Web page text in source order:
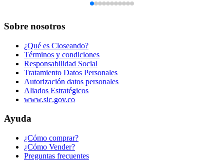
Sobre nosotros
¿Qué es Closeando?
Términos y condiciones
Responsabilidad Social
Tratamiento Datos Personales
Autorización datos personales
Aliados Estratégicos
www.sic.gov.co
Ayuda
¿Cómo comprar?
¿Cómo Vender?
Preguntas frecuentes